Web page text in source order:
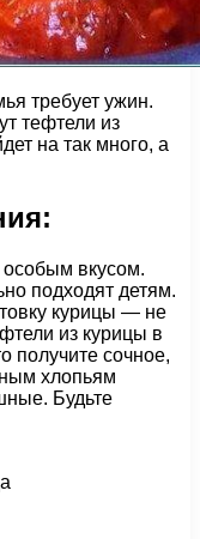
требует ужин.
тефтели из
на так много, а
особым вкусом.
подходят детям.
курицы — не
из курицы в
получите сочное,
хлопьям
Будьте